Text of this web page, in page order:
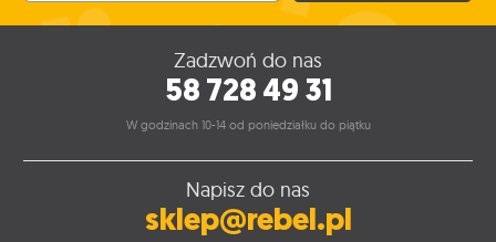
Zadzwoń do nas
58 728 49 31
W godzinach 10-14 od poniedziałku do piątku
Napisz do nas
sklep@rebel.pl